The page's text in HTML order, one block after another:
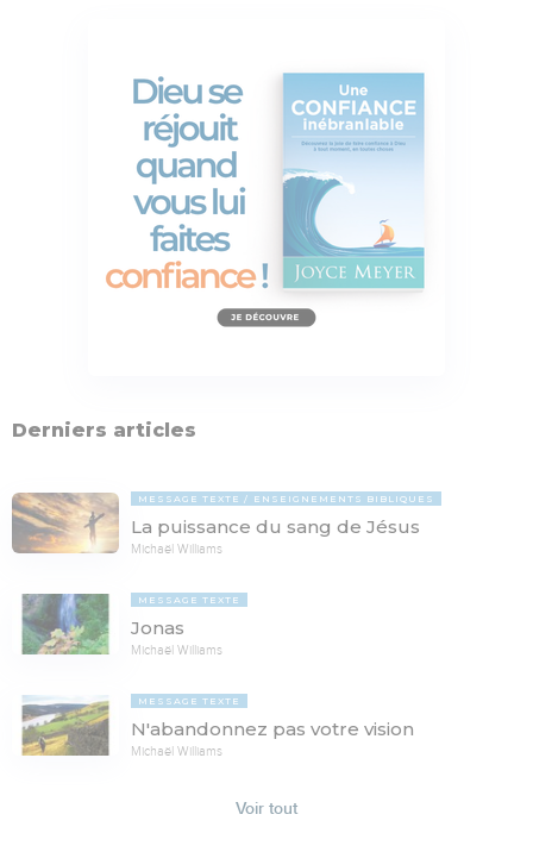
Derniers articles
MESSAGE TEXTE ENSEIGNEMENTS BIBLIQUES
La puissance du sang de Jésus
Michaël Williams
MESSAGE TEXTE
Jonas
Michaël Williams
MESSAGE TEXTE
N'abandonnez pas votre vision
Michaël Williams
Voir tout